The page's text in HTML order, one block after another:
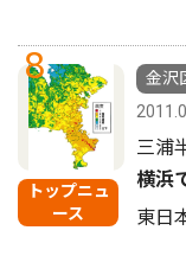
8
トップニュ
ース
金沢
三浦
横浜
東日